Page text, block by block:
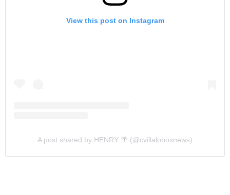
View this post on Instagram
A post shared by HENRY 🌴 (@cvillalobosnews)